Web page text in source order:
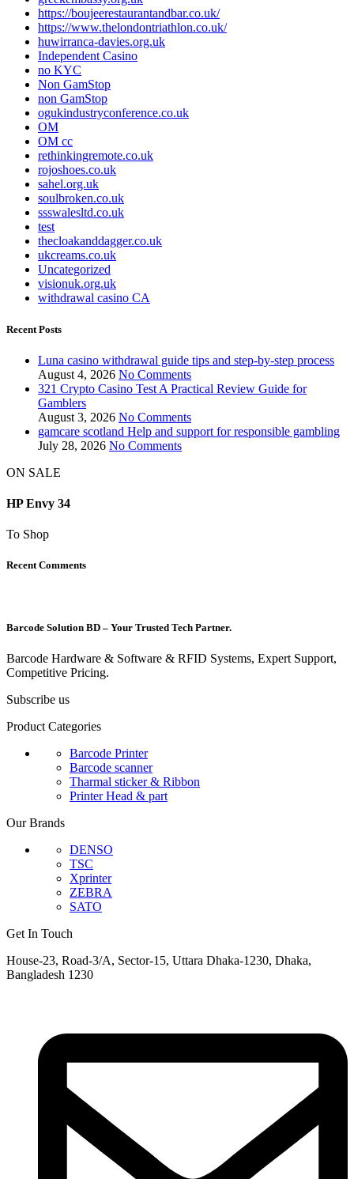
https://boujeerestaurantandbar.co.uk/
https://www.thelondontriathlon.co.uk/
huwirranca-davies.org.uk
Independent Casino
no KYC
Non GamStop
non GamStop
ogukindustryconference.co.uk
OM
OM cc
rethinkingremote.co.uk
rojoshoes.co.uk
sahel.org.uk
soulbroken.co.uk
ssswalesltd.co.uk
test
thecloakanddagger.co.uk
ukcreams.co.uk
Uncategorized
visionuk.org.uk
withdrawal casino CA
Recent Posts
Luna casino withdrawal guide tips and step-by-step process
August 4, 2026 No Comments
321 Crypto Casino Test A Practical Review Guide for
Gamblers
August 3, 2026 No Comments
gamcare scotland Help and support for responsible gambling
July 28, 2026 No Comments
ON SALE
HP Envy 34
To Shop
Recent Comments
Barcode Solution BD – Your Trusted Tech Partner.
Barcode Hardware & Software & RFID Systems, Expert Support,
Competitive Pricing.
Subscribe us
Product Categories
Barcode Printer
Barcode scanner
Tharmal sticker & Ribbon
Printer Head & part
Our Brands
DENSO
TSC
Xprinter
ZEBRA
SATO
Get In Touch
House-23, Road-3/A, Sector-15, Uttara Dhaka-1230, Dhaka,
Bangladesh 1230